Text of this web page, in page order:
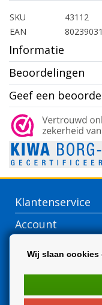
SKU
43112
EAN
Informatie
Beoordelingen
Geef een
Klantenservice
Account
Wij slaan cookies